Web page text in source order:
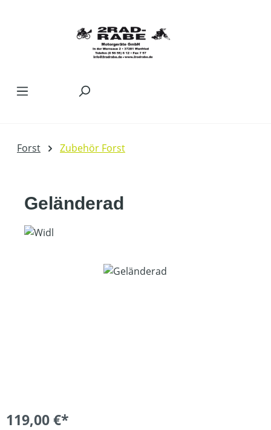
Forst Zubehör Forst
Geländerad
Bildergalerie überspringen
119,00 €*